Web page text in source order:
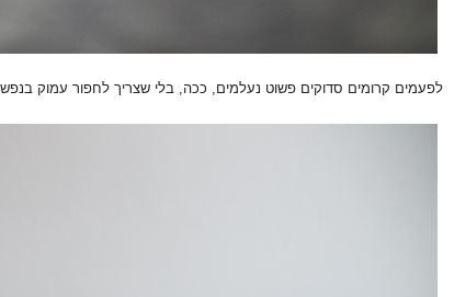
לפעמים קרומים סדוקים פשוט נעלמים, ככה, בלי שצריך לחפור עמוק